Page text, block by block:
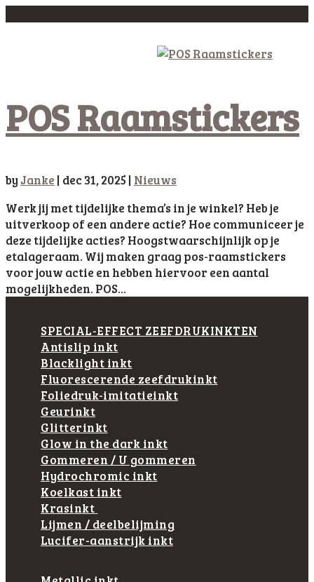
POS Raamstickers
by Janke | dec 31, 2025 | Nieuws
Werk jij met tijdelijke thema’s in je winkel? Heb je
uitverkoop of een andere actie? Hoe communiceer je
deze tijdelijke acties? Hoogstwaarschijnlijk op je
etalageraam. Wij maken graag pos-raamstickers
voor jouw actie en hebben hiervoor een aantal
mogelijkheden. POS...
SPECIAL-EFFECT ZEEFDRUKINKTEN
Antislip inkt
Blacklight inkt
Fluorescerende zeefdrukinkt
Foliedruk-imitatieinkt
Geurinkt
Glitterinkt
Glow in the dark inkt
Gommeren / U gommeren
Hydrochromic inkt
Koelkast inkt
Krasinkt
Lijmen / deelbelijming
Lucifer-aanstrijk inkt